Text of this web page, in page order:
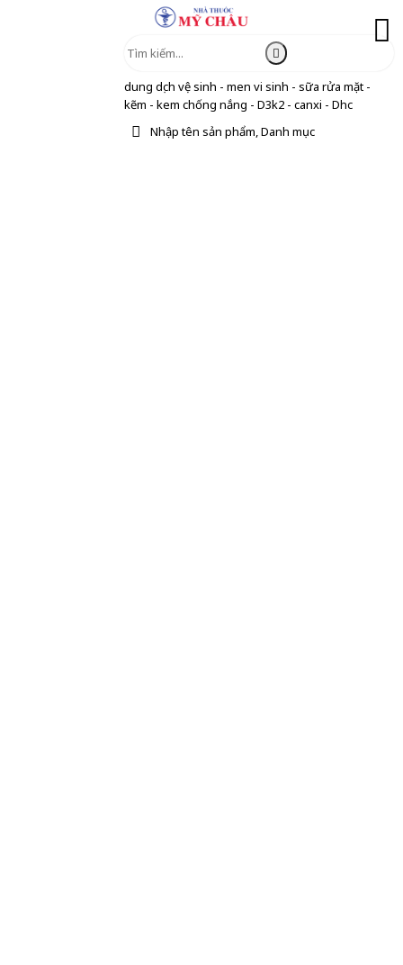
dung dịch vệ sinh - men vi sinh - sữa rửa mặt -
kẽm - kem chống nắng - D3k2 - canxi - Dhc
Nhập tên sản phẩm, Danh mục